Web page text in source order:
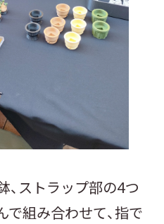
、ストラップ部の4つ
組み合わせて、指で